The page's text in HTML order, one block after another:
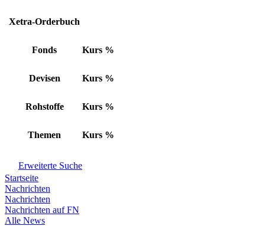
Xetra-Orderbuch
Fonds Kurs %
Devisen Kurs %
Rohstoffe Kurs %
Themen Kurs %
Erweiterte Suche
Startseite
Nachrichten
Nachrichten
Nachrichten auf FN
Alle News